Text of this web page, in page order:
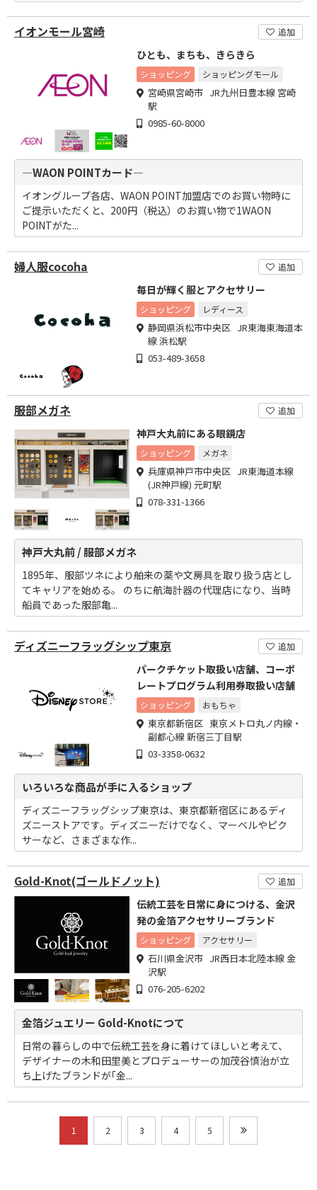
イオンモール宮崎 追加
ひとも、まちも、きらきら
ショッピング ショッピングモール
宮崎県宮崎市 JR九州日豊本線 宮崎
駅
0985-60-8000
―WAON POINTカード―
イオングループ各店、WAON POINT加盟店でのお買い物時に
ご提示いただくと、200円（税込）のお買い物で1WAON
POINTがた...
婦人服cocoha 追加
毎日が輝く服とアクセサリー
ショッピング レディース
静岡県浜松市中央区 JR東海東海道本
線 浜松駅
053-489-3658
服部メガネ 追加
神戸大丸前にある眼鏡店
ショッピング メガネ
兵庫県神戸市中央区 JR東海道本線
(JR神戸線) 元町駅
078-331-1366
神戸大丸前 / 服部メガネ
1895年、服部ツネにより舶来の薬や文房具を取り扱う店とし
てキャリアを始める。 のちに航海計器の代理店になり、当時
船員であった服部亀...
ディズニーフラッグシップ東京 追加
パークチケット取扱い店舗、コーポ
レートプログラム利用券取扱い店舗
ショッピング おもちゃ
東京都新宿区 東京メトロ丸ノ内線・
副都心線 新宿三丁目駅
03-3358-0632
いろいろな商品が手に入るショップ
ディズニーフラッグシップ東京は、東京都新宿区にあるディ
ズニーストアです。ディズニーだけでなく、マーベルやピク
サーなど、さまざまな作...
Gold-Knot(ゴールドノット) 追加
伝統工芸を日常に身につける、金沢
発の金箔アクセサリーブランド
ショッピング アクセサリー
石川県金沢市 JR西日本北陸本線 金
沢駅
076-205-6202
金箔ジュエリー Gold-Knotにつて
日常の暮らしの中で伝統工芸を身に着けてほしいと考えて、
デザイナーの木和田里美とプロデューサーの加茂谷慎治が立
ち上げたブランドが｢金...
1 2 3 4 5